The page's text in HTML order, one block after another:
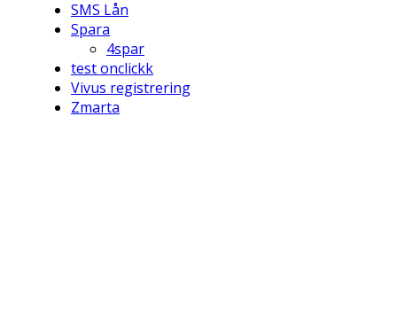
SMS Lån
Spara
4spar
test onclickk
Vivus registrering
Zmarta